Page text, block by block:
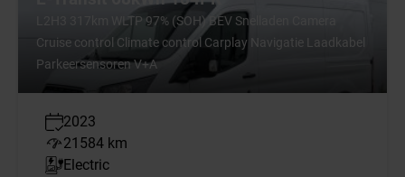
L2H3 317km WLTP 97% (SOH) BEV Snelladen Camera
Cruise control Climate control Carplay Navigatie Laadkabel
Parkeersensoren V+A
2023
21584 km
Electric